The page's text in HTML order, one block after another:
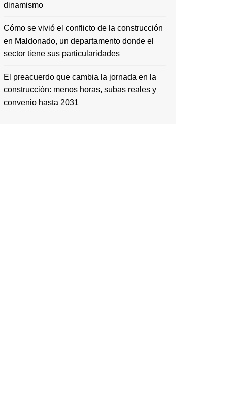
dinamismo
Cómo se vivió el conflicto de la construcción
en Maldonado, un departamento donde el
sector tiene sus particularidades
El preacuerdo que cambia la jornada en la
construcción: menos horas, subas reales y
convenio hasta 2031